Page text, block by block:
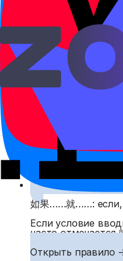
Открыть правило →
可能: возможно
可能 показывает
возможность и
без полной
Открыть правило →
又……又……: и…, и…
又……又……
действия,
如果……就……: если,
Если условие
часто отмечается
Открыть правило